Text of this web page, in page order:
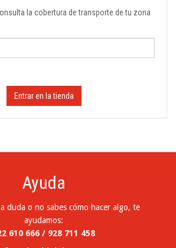
la cobertura de transporte de tu zona
Entrar en la tienda
Ayuda
duda o no sabes cómo hacer algo, te
ayudamos:
610 666 / 928 711 458